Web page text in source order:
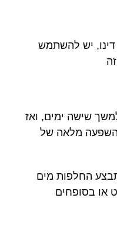
יש להשתמש
יום למשך שישה ימים, ואז
מלאה של
החלפות מים
או בסופחים